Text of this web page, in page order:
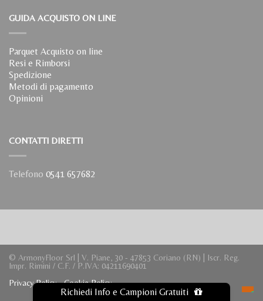
Richiedi Info e Campioni Gratuiti
GUIDA ACQUISTO ON LINE
Parquet Acquisto on line
Resi e Rimborsi
Spedizione
Metodi di pagamento
Opinioni
CONTATTI DIRETTI
Telefono 0541 657682
© ArmonyFloor Srl | V. Piane, 30 - 47853 Coriano (RN) | Iscr. Reg.
Impr. Rimini / C.F. / P.IVA: 04211690401
Privacy Policy-Cookie Policy